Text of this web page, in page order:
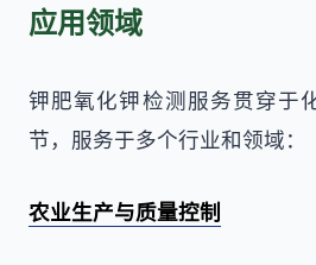
应用领域
钾肥氧化钾检测服务贯穿于
节，服务于多个行业和领域：
农业生产与质量控制